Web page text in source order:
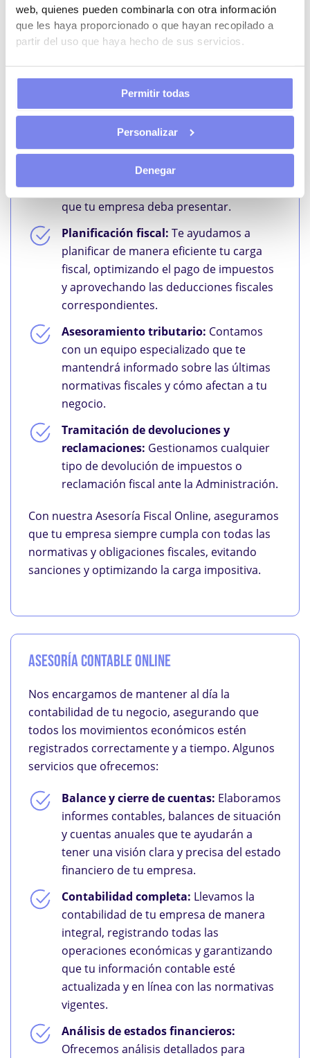
web, quienes pueden combinarla con otra información
que les haya proporcionado o que hayan recopilado a
partir del uso que haya hecho de sus servicios.
Permitir todas
Personalizar
Denegar
La Asesoría Fiscal Online de You Asesoría te
permite despreocuparte de todas las
obligaciones fiscales que enfrenta tu negocio,
dejándolo en manos de expertos que se
Declaraciones de impuestos:
ocupamos de todas las declaraciones
trimestrales y anuales de IVA, IRPF,
Sociedades, y cualquier otro impuesto
que tu empresa deba presentar.
Planificación fiscal: Te ayudamos a
planificar de manera eficiente tu carga
fiscal, optimizando el pago de impuestos
y aprovechando las deducciones fiscales
correspondientes.
Asesoramiento tributario: Contamos
con un equipo especializado que te
mantendrá informado sobre las últimas
normativas fiscales y cómo afectan a tu
negocio.
Tramitación de devoluciones y
reclamaciones: Gestionamos cualquier
tipo de devolución de impuestos o
reclamación fiscal ante la Administración.
Con nuestra Asesoría Fiscal Online, aseguramos
que tu empresa siempre cumpla con todas las
normativas y obligaciones fiscales, evitando
sanciones y optimizando la carga impositiva.
Asesoría Contable Online
Nos encargamos de mantener al día la
contabilidad de tu negocio, asegurando que
todos los movimientos económicos estén
registrados correctamente y a tiempo. Algunos
servicios que ofrecemos:
Balance y cierre de cuentas: Elaboramos
informes contables, balances de situación
y cuentas anuales que te ayudarán a
tener una visión clara y precisa del estado
financiero de tu empresa.
Contabilidad completa: Llevamos la
contabilidad de tu empresa de manera
integral, registrando todas las
operaciones económicas y garantizando
que tu información contable esté
actualizada y en línea con las normativas
vigentes.
Análisis de estados financieros:
Ofrecemos análisis detallados para